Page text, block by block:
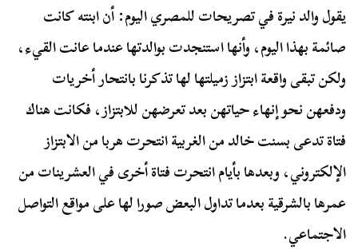
يقول والد نيرة في تصريحات للمصري اليوم: أن ابنته كانت
صائمة بهذا اليوم، وأنها استنجدت بوالدتها عندما عانت القيء،
ولكن تبقى واقعة ابتزاز زميلتها لها تذكرنا بانتحار أخريات
ودفعهن نحو إنهاء حياتهن بعد تعرضهن للابتزاز، فكانت هناك
فتاة تدعى بسنت خالد من الغربية انتحرت هربا من الابتزاز
الإلكتروني، وبعدها بأيام انتحرت فتاة أخرى في العشرينات من
عمرها بالشرقية بعدما تداول البعض صورا لها على مواقع التواصل
الاجتماعي.